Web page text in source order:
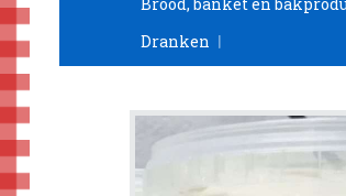
Brood, banket en
Dranken